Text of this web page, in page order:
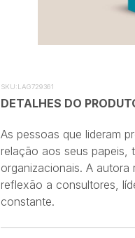
SKU:LAG729361
DETALHES DO
As pessoas que lideram
relação aos seus papeis,
organizacionais. A
reflexão a consultores,
constante.